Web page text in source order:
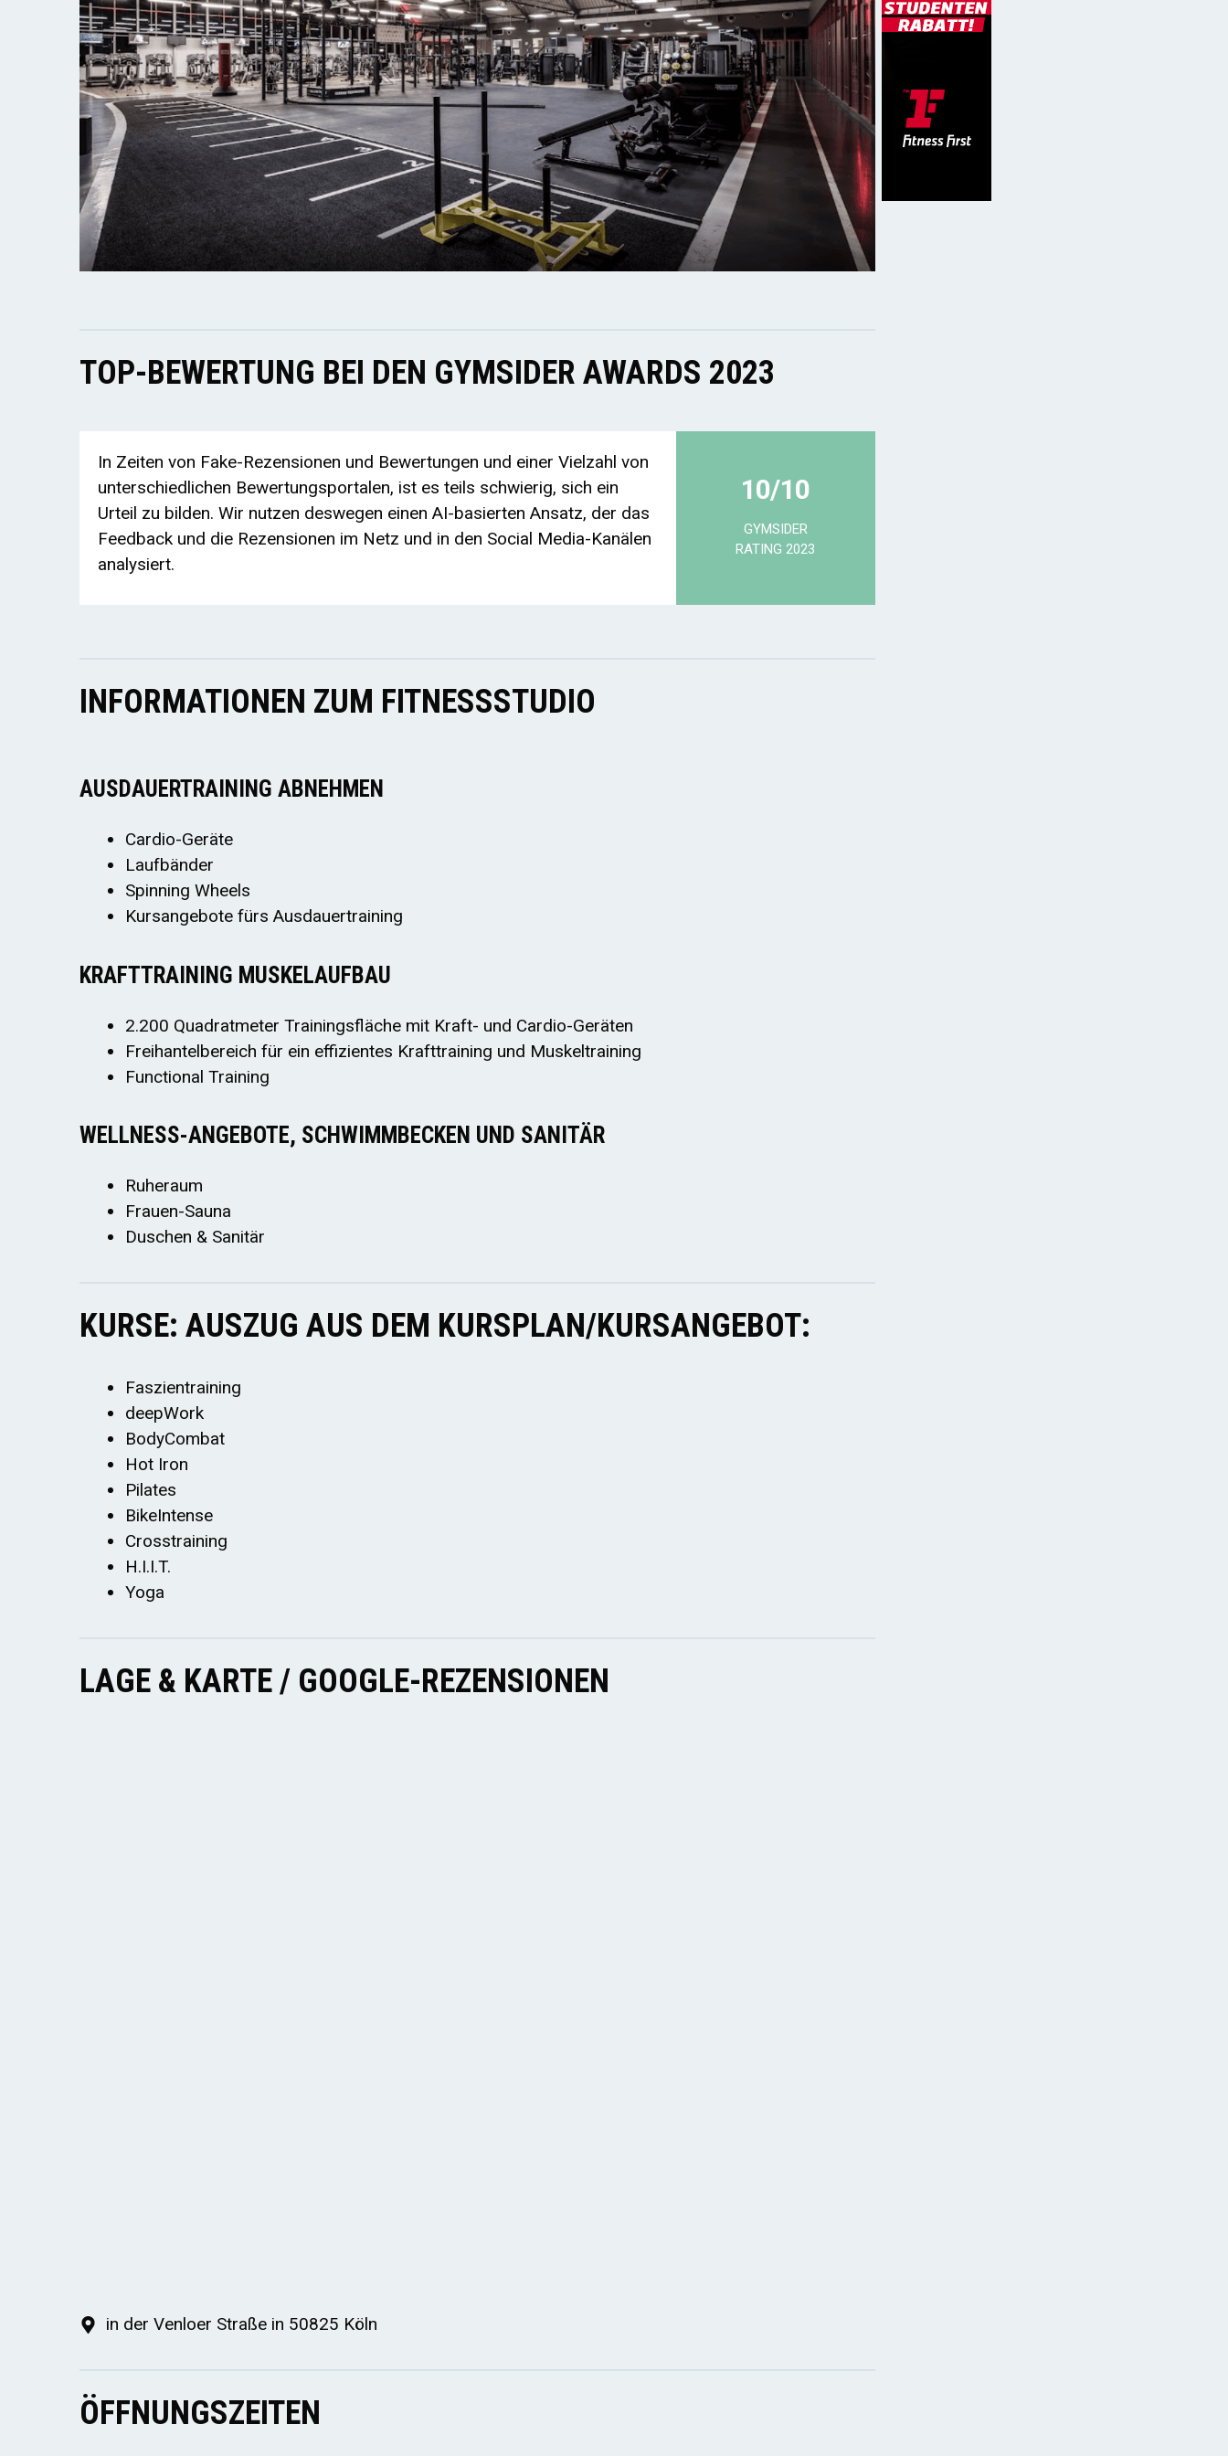
TOP-BEWERTUNG BEI DEN GYMSIDER AWARDS 2023
In Zeiten von Fake-Rezensionen und Bewertungen und einer Vielzahl von
unterschiedlichen Bewertungsportalen, ist es teils schwierig, sich ein
Urteil zu bilden. Wir nutzen deswegen einen AI-basierten Ansatz, der das
Feedback und die Rezensionen im Netz und in den Social Media-Kanälen
analysiert.
10/10
GYMSIDER
RATING 2023
INFORMATIONEN ZUM FITNESSSTUDIO
AUSDAUERTRAINING ABNEHMEN
Cardio-Geräte
Laufbänder
Spinning Wheels
Kursangebote fürs Ausdauertraining
KRAFTTRAINING MUSKELAUFBAU
2.200 Quadratmeter Trainingsfläche mit Kraft- und Cardio-Geräten
Freihantelbereich für ein effizientes Krafttraining und Muskeltraining
Functional Training
WELLNESS-ANGEBOTE, SCHWIMMBECKEN UND SANITÄR
Ruheraum
Frauen-Sauna
Duschen & Sanitär
KURSE: AUSZUG AUS DEM KURSPLAN/KURSANGEBOT:
Faszientraining
deepWork
BodyCombat
Hot Iron
Pilates
BikeIntense
Crosstraining
H.I.I.T.
Yoga
LAGE & KARTE / GOOGLE-REZENSIONEN
in der Venloer Straße in 50825 Köln
ÖFFNUNGSZEITEN